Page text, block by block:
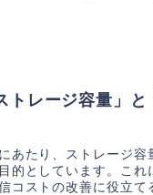
トレージ容量」と
あたり、ストレージ容
的としています。これ
コストの改善に役立て